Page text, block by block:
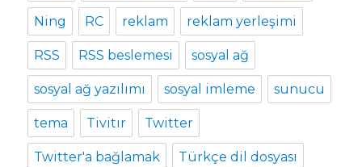
Ning RC reklam reklam yerleşimi
RSS RSS beslemesi sosyal ağ
sosyal ağ yazılımı sosyal imleme sunucu
tema Tivitır Twitter
Twitter'a bağlamak Türkçe dil dosyası